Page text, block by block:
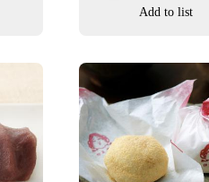
Add to list